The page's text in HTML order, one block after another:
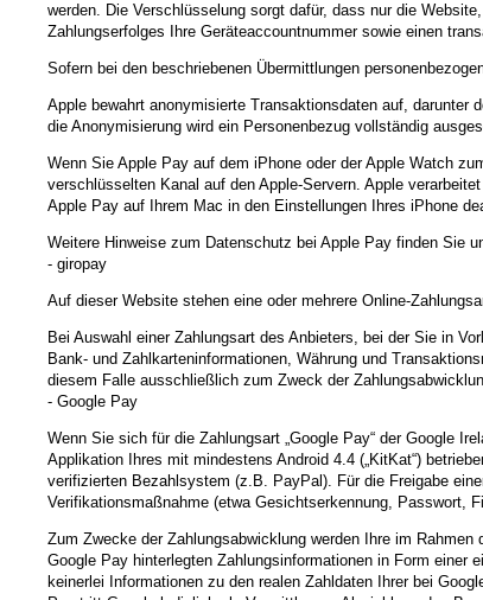
werden. Die Verschlüsselung sorgt dafür, dass nur die
Zahlungserfolges Ihre Geräteaccountnummer sowie einen
Sofern bei den beschriebenen Übermittlungen
Apple bewahrt anonymisierte Transaktionsdaten auf, darunter
die Anonymisierung wird ein Personenbezug vollständig
Wenn Sie Apple Pay auf dem iPhone oder der Apple Watch
verschlüsselten Kanal auf den Apple-Servern. Apple
Apple Pay auf Ihrem Mac in den Einstellungen Ihres iPhone
Weitere Hinweise zum Datenschutz bei Apple Pay finden Sie
- giropay
Auf dieser Website stehen eine oder mehrere Online-
Bei Auswahl einer Zahlungsart des Anbieters, bei der Sie in
Bank- und Zahlkarteninformationen, Währung und
diesem Falle ausschließlich zum Zweck der
- Google Pay
Wenn Sie sich für die Zahlungsart „Google Pay“ der Google
Applikation Ihres mit mindestens Android 4.4 („KitKat“)
verifizierten Bezahlsystem (z.B. PayPal). Für die Freigabe
Verifikationsmaßnahme (etwa Gesichtserkennung, Passwort,
Zum Zwecke der Zahlungsabwicklung werden Ihre im
Google Pay hinterlegten Zahlungsinformationen in Form einer
keinerlei Informationen zu den realen Zahldaten Ihrer bei